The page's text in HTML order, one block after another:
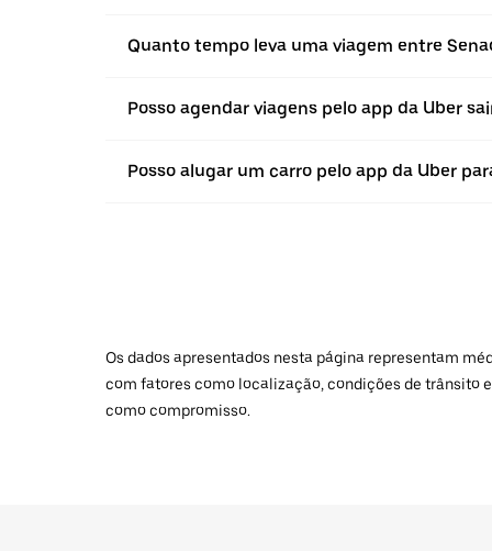
Quanto tempo leva uma viagem entre
Posso agendar viagens pelo app da Uber
Posso alugar um carro pelo app da Uber
Os dados apresentados nesta página representam
com fatores como localização, condições de trânsito
como compromisso.